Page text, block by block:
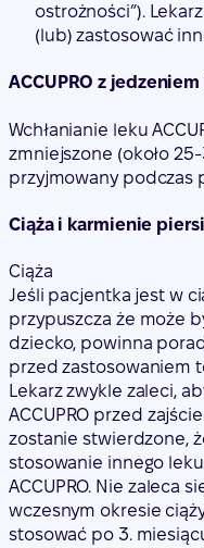
ostrożności”).
(lub) zastosować
ACCUPRO z
Wchłanianie leku
zmniejszone (około
przyjmowany podczas
Ciąża i karmienie
Ciąża
Jeśli pacjentka jest w
przypuszcza że może
dziecko, powinna
przed zastosowaniem
Lekarz zwykle zaleci,
ACCUPRO przed
zostanie stwierdzone,
stosowanie innego
ACCUPRO. Nie zaleca
wczesnym okresie
stosować po 3.